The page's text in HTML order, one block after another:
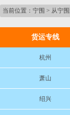
当前位置： 宁围 > 从宁
货运专线
杭州
萧山
绍兴